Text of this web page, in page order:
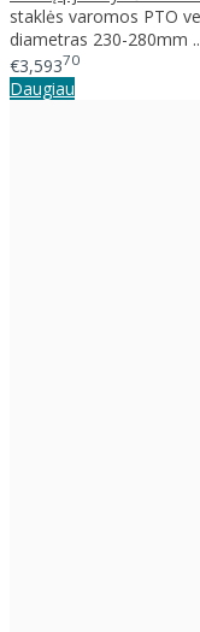
staklės varomos PTO
diametras 230-280mm ..
€3,59370
Daugiau